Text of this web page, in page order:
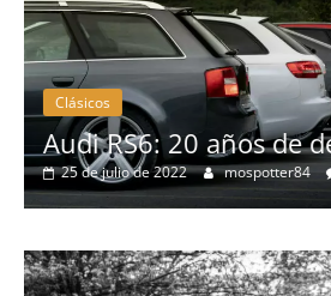
Clásicos
28 de junio de 2022